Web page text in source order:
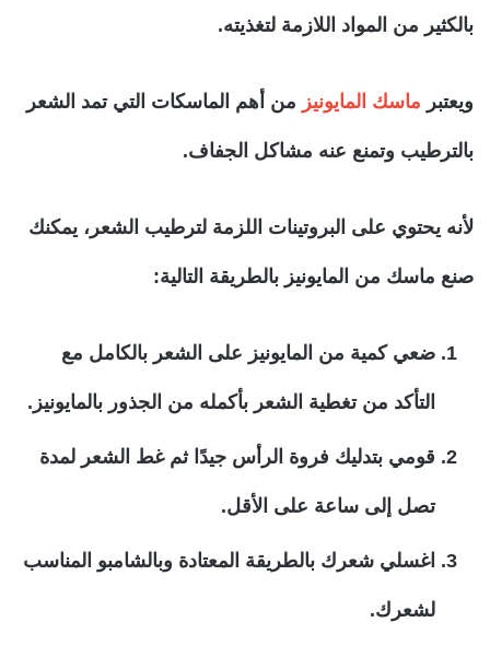
بالكثير من المواد اللازمة لتغذيته.
ويعتبر ماسك المايونيز من أهم الماسكات التي تمد الشعر
بالترطيب وتمنع عنه مشاكل الجفاف.
لأنه يحتوي على البروتينات اللزمة لترطيب الشعر، يمكنك
صنع ماسك من المايونيز بالطريقة التالية:
ضعي كمية من المايونيز على الشعر بالكامل مع
التأكد من تغطية الشعر بأكمله من الجذور بالمايونيز.
قومي بتدليك فروة الرأس جيدًا ثم غط الشعر لمدة
تصل إلى ساعة على الأقل.
اغسلي شعرك بالطريقة المعتادة وبالشامبو المناسب
لشعرك.